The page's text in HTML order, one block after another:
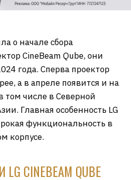
о начале сбора
CineBeam Qube, они
года. Сперва проектор
а в апреле появится и на
том числе в Северной
Главная особенность LG
функциональность в
корпусе.
CINEBEAM QUBE